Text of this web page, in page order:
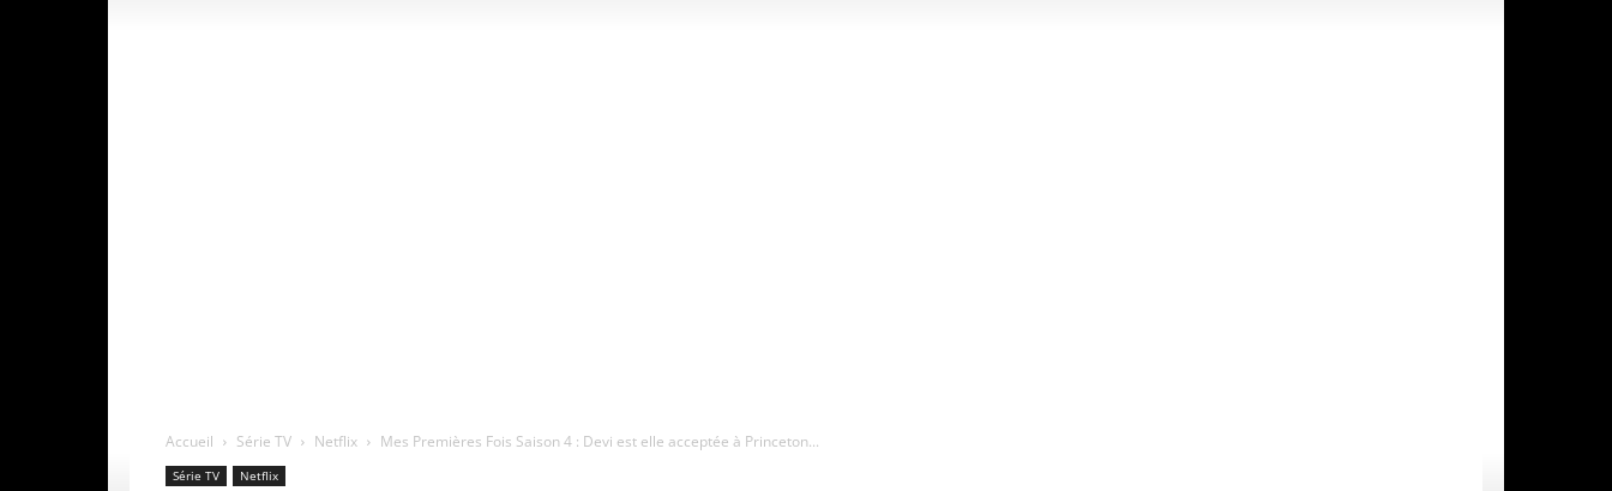
Accueil Série TV Netflix Mes Premières Fois Saison 4 : Devi est elle acceptée à Princeton...
Série TV Netflix